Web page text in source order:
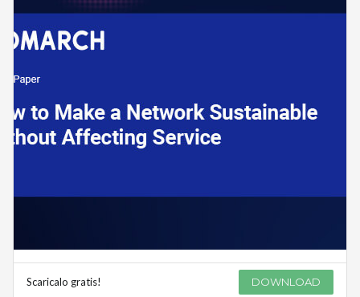
Scaricalo gratis! DOWNLOAD